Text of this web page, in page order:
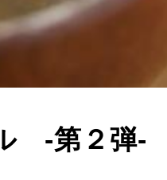
-第２弾-